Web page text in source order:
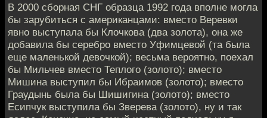
В 2000 сборная СНГ образца 1992 года вполне могла
бы зарубиться с американцами: вместо Веревки
явно выступала бы Клочкова (два золота), она же
добавила бы серебро вместо Уфимцевой (та была
еще маленькой девочкой); весьма вероятно, поехал
бы Мильчев вместо Теплого (золото); вместо
Мишина выступил бы Ибраимов (золото); вместо
Граудынь была бы Шишигина (золото); вместо
Есипчук выступила бы Зверева (золото), ну и так